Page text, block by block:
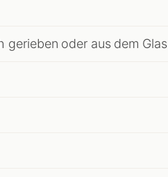
gerieben oder aus dem Glas